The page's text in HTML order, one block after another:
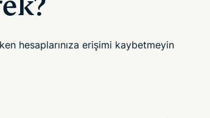
hesaplarınıza erişimi kaybetmeyin